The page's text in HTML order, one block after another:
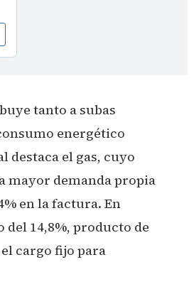
tanto a subas
energético
destaca el gas, cuyo
mayor demanda propia
en la factura. En
14,8%, producto de
cargo fijo para